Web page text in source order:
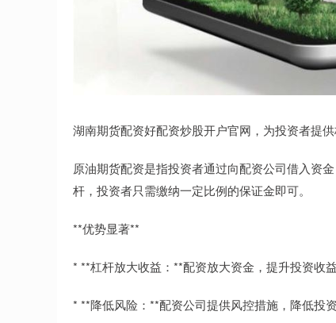
湖南期货配资好配资炒股开户官网，为投资者提
原油期货配资是指投资者通过向配资公司借入资
杆，投资者只需缴纳一定比例的保证金即可。
**优势显著**
* **杠杆放大收益：**配资放大资金，提升投资收益
* **降低风险：**配资公司提供风控措施，降低投资